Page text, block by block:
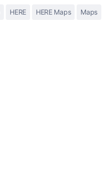
HERE HERE Maps Maps